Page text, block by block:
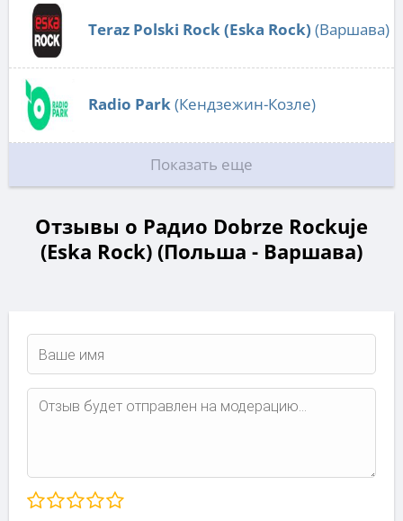
Teraz Polski Rock (Eska Rock) (Варшава)
Radio Park(Кендзежин-Козле)
Показать еще
Отзывы о Радио Dobrze Rockuje
(Eska Rock) (Польша - Варшава)